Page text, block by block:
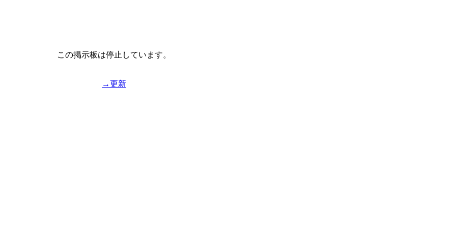
この掲示板は停止しています。
→更新